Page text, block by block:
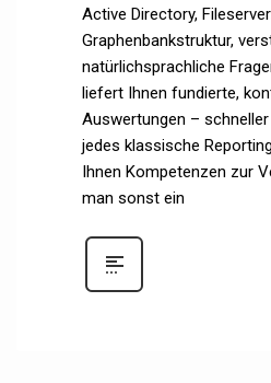
Active Directory,
Graphenbankstruktur,
natürlichsprachliche
liefert Ihnen fundierte,
Auswertungen –
jedes klassische
Ihnen Kompetenzen zur
man sonst ein